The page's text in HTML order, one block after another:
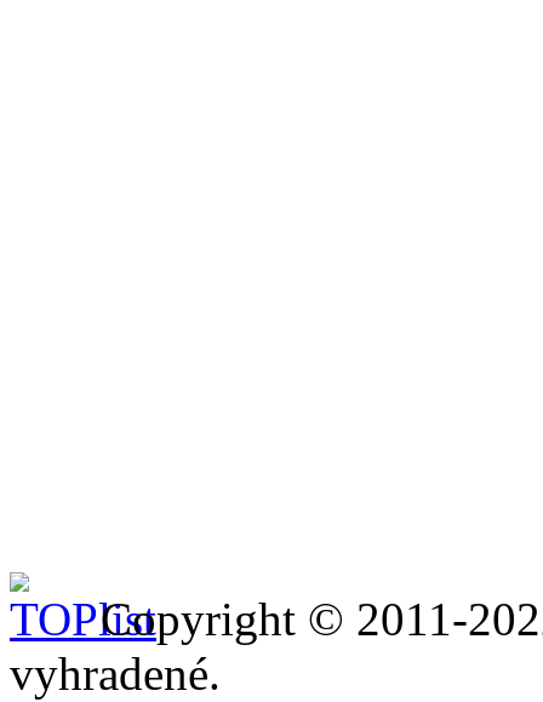
Copyright © 2011-
vyhradené.